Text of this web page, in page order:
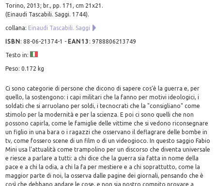
Torino, 2013; br., pp. 171, cm 21x21.
(Einaudi Tascabili. Saggi. 1744).
collana: Einaudi Tascabili. Saggi
ISBN:88-06-21374-1 - EAN13 :9788806213749
Testo in:
Peso: 0.172 kg
Ci sono categorie di persone che dicono di sapere cos'è la guerra e, per
quello, la sostengono: i capi militari che la fanno per motivi ideologici, i
soldati che si arruolano per soldi, i tecnocrati che la "consigliano" come
stimolo per la modernità e per la scienza. E poi ci sono quelli che non
possono capirla, come le famiglie delle vittime che si vedono riconsegnare
un figlio in una bara o i ragazzi che osservano il deflagrare delle bombe in
tv, come fossero scene di un film o di un videogioco. In questo saggio Fabio
Mini usa l'attualità come trampolino per un discorso che diventa universale
e riesce a parlare a tutti: a chi dice che la guerra sia fatta in nome della
pace e a chi la odia, a chi la fa per mestiere e a chi soprattutto, come la
maggior parte di noi, la osserva dalle pagine dei giornali, pensando che è
così che debbano andare le cose, e non sia nostro compito provare a